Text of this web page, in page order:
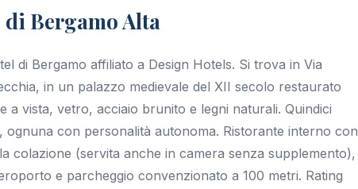
Bergamo Alta
di Bergamo affiliato a Design Hotels. Si trova in Via
in un palazzo medievale del XII secolo restaurato
a vista, vetro, acciaio brunito e legni naturali. Quindici
ognuna con personalità autonoma. Ristorante interno con
colazione (servita anche in camera senza supplemento),
e parcheggio convenzionato a 100 metri. Rating